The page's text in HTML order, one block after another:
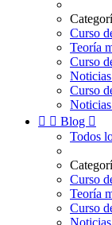
Curso
Teoría
Curso
Curso
  Blog 
Todos
Curso
Teoría
Curso